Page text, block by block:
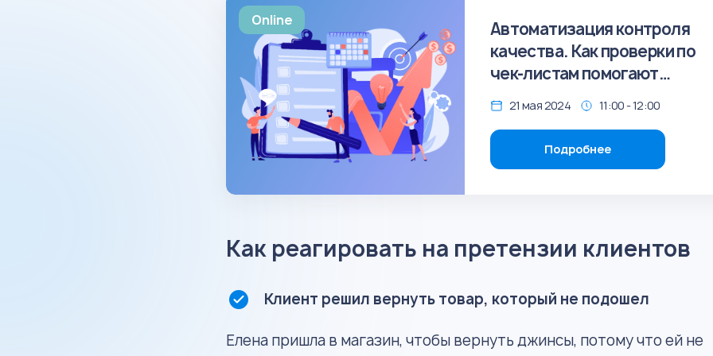
Online
Автоматизация контроля
качества. Как проверки по
чек-листам помогают
бизнесу
21 мая 2024 11:00 - 12:00
Подробнее
Как реагировать на претензии клиентов
Клиент решил вернуть товар, который не подошел
Елена пришла в магазин, чтобы вернуть джинсы, потому что ей не